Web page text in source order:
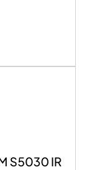
S5030 IR